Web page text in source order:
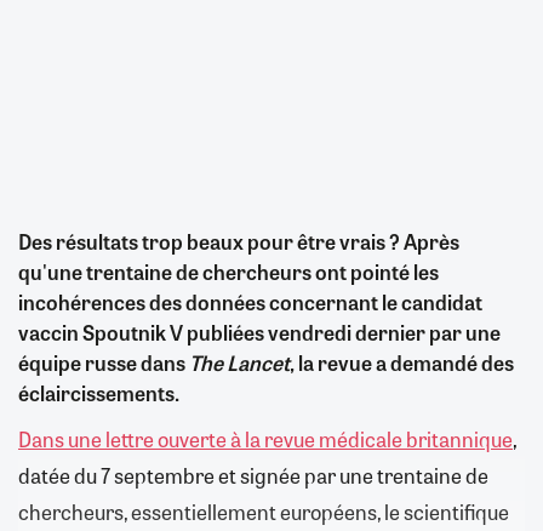
Des résultats trop beaux pour être vrais ? Après
qu'une trentaine de chercheurs ont pointé les
incohérences des données concernant le candidat
vaccin Spoutnik V publiées vendredi dernier par une
équipe russe dans The Lancet, la revue a demandé des
éclaircissements.
Dans une lettre ouverte à la revue médicale britannique,
datée du 7 septembre et signée par une trentaine de
chercheurs, essentiellement européens, le scientifique